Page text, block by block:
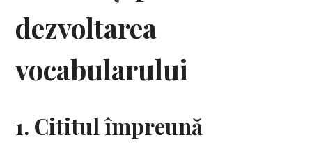
dezvoltarea
vocabularului
1. Cititul împreună